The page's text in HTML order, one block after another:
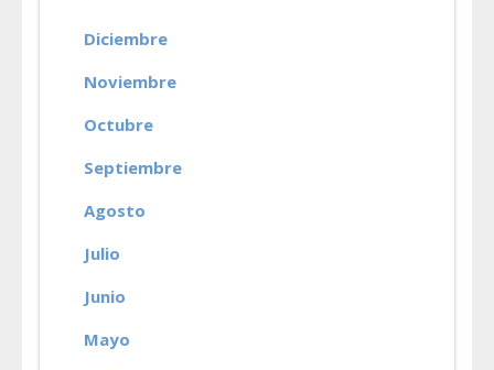
Diciembre
Noviembre
Octubre
Septiembre
Agosto
Julio
Junio
Mayo